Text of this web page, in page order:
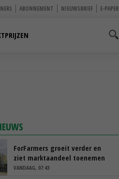
ABONNEMENT NIEUWSBRIEF E-PAPER
ForFarmers groeit verder en
ziet marktaandeel toenemen
VANDAAG, 07:43